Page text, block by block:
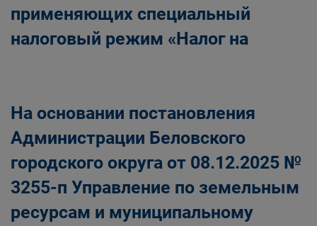
применяющих специальный
налоговый режим «Налог на
На основании постановления
Администрации Беловского
городского округа от 08.12.2025 №
3255-п Управление по земельным
ресурсам и муниципальному